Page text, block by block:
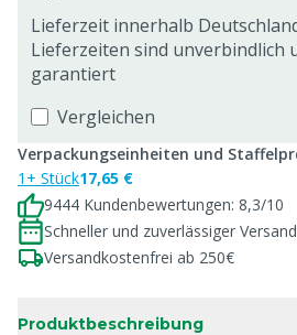
Lieferzeit innerhalb
Lieferzeiten sind unverbindlich
garantiert
Vergleichen
Verpackungseinheiten und
1+ Stück17,65 €
9444 Kundenbewertungen: 8,3/10
Schneller und zuverlässiger Versand
Versandkostenfrei ab 250€
Produktbeschreibung